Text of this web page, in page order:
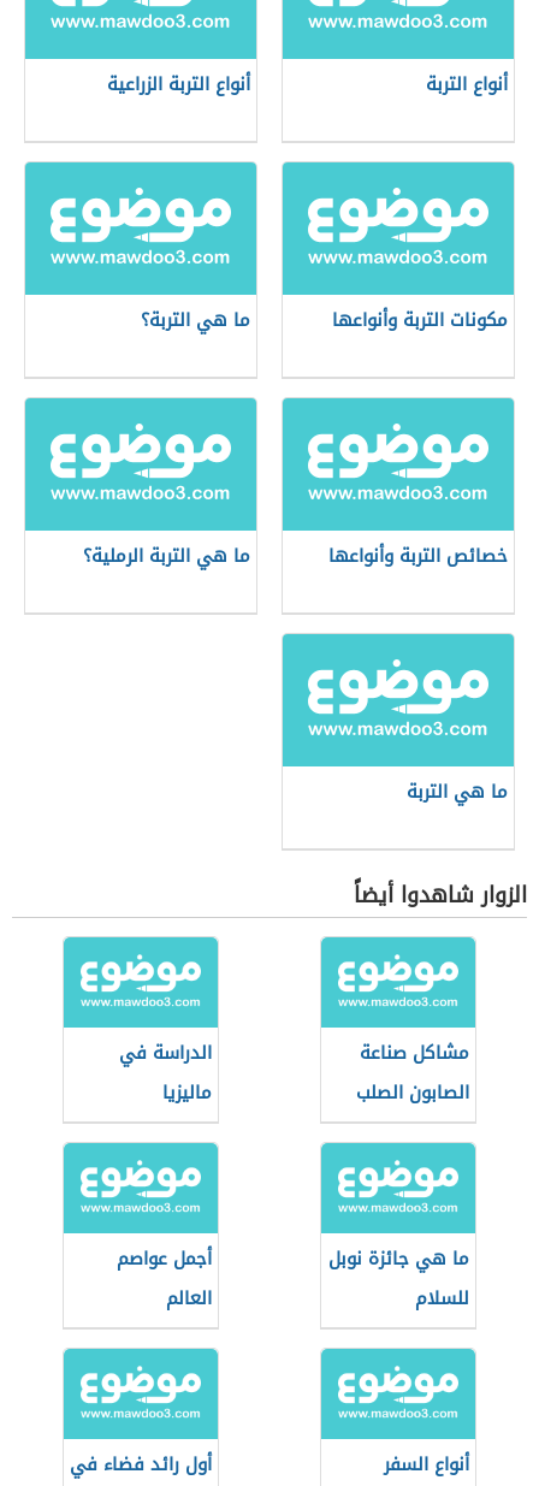
أنواع التربة أنواع التربة الزراعية
مكونات التربة وأنواعها ما هي التربة؟
خصائص التربة وأنواعها ما هي التربة الرملية؟
ما هي التربة
الزوار شاهدوا أيضاً
مشاكل صناعة
الصابون الصلب
الدراسة في
ماليزيا
ما هي جائزة نوبل
للسلام
أجمل عواصم
العالم
أنواع السفر
أول رائد فضاء في